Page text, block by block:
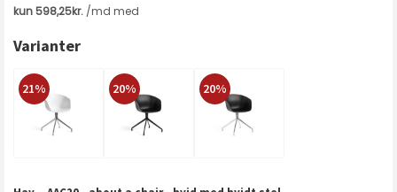
Varianter
21% 20% 20%